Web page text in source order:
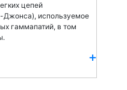
цепей
Джонса), используемое
гаммапатий, в том